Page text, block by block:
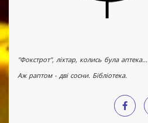
"Фокстрот", ліхтар, колись була аптека...
Аж раптом - дві сосни. Бібліотека.